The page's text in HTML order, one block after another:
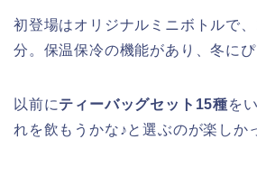
初登場はオリジナルミニボトルで
分。保温保冷の機能があり、冬にぴ
以前にティーバッグセット15種を
れを飲もうかな♪と選ぶのが楽しか